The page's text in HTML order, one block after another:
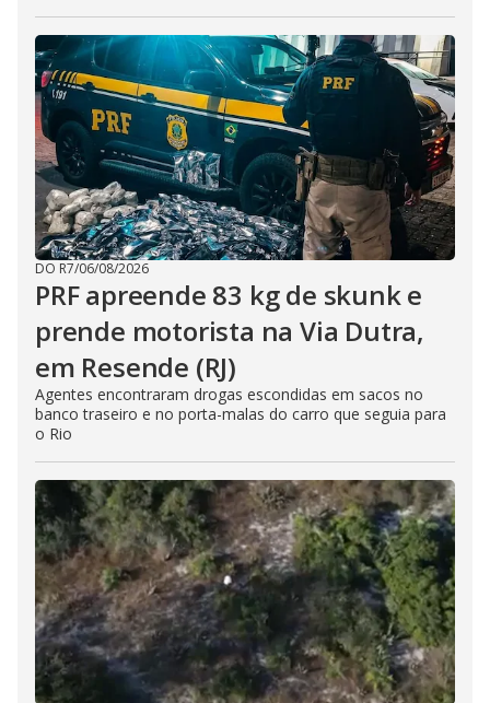
DO R7/06/08/2026
PRF apreende 83 kg de skunk e
prende motorista na Via Dutra,
em Resende (RJ)
Agentes encontraram drogas escondidas em sacos no
banco traseiro e no porta-malas do carro que seguia para
o Rio